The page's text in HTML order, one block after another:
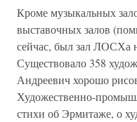
Кроме музыкальных
выставочных залов
сейчас, был зал ЛОСХа
Существовало 358
Андреевич хорошо
Художественно-
стихи об Эрмитаже, о